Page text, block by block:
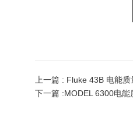
上一篇 : Fluke 43B 电能质
下一篇 :MODEL 6300电能